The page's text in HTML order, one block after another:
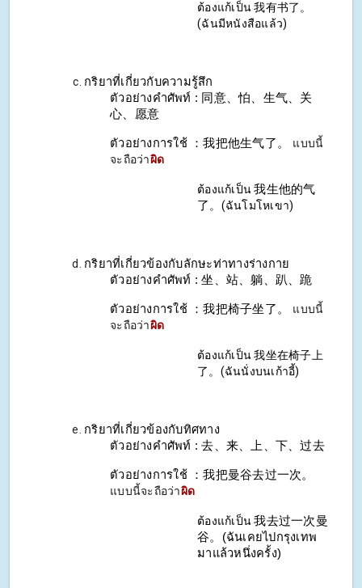
ต้องแก้เป็น 我有书了。
(ฉันมีหนังสือแล้ว)
กริยาที่เกี่ยวกับความรู้สึก
ตัวอย่างคำศัพท์ : 同意、怕、生气、关
心、愿意
ตัวอย่างการใช้ ：我把他生气了。 แบบนี้
จะถือว่าผิด
ต้องแก้เป็น我生他的气
了。(ฉันโมโหเขา)
กริยาที่เกี่ยวข้องกับลักษะท่าทางร่างกาย
ตัวอย่างคำศัพท์ : 坐、站、躺、趴、跪
ตัวอย่างการใช้ ：我把椅子坐了。 แบบนี้
จะถือว่าผิด
ต้องแก้เป็น 我坐在椅子上
了。(ฉันนั่งบนเก้าอี้)
กริยาที่เกี่ยวข้องกับทิศทาง
ตัวอย่างคำศัพท์ : 去、来、上、下、过去
ตัวอย่างการใช้ ：我把曼谷去过一次。
แบบนี้จะถือว่าผิด
ต้องแก้เป็น我去过一次曼
谷。(ฉันเคยไปกรุงเทพ
มาแล้วหนึ่งครั้ง)